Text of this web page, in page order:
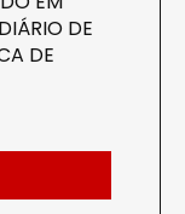
DE
DE